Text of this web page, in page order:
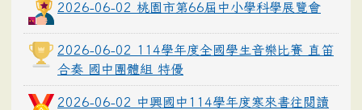
2026-06-02 桃園市第66屆中小學科學展覽會
2026-06-02 114學年度全國學生音樂比賽 直笛
合奏 國中團體組 特優
2026-06-02 中興國中114學年度寒來書往閱讀